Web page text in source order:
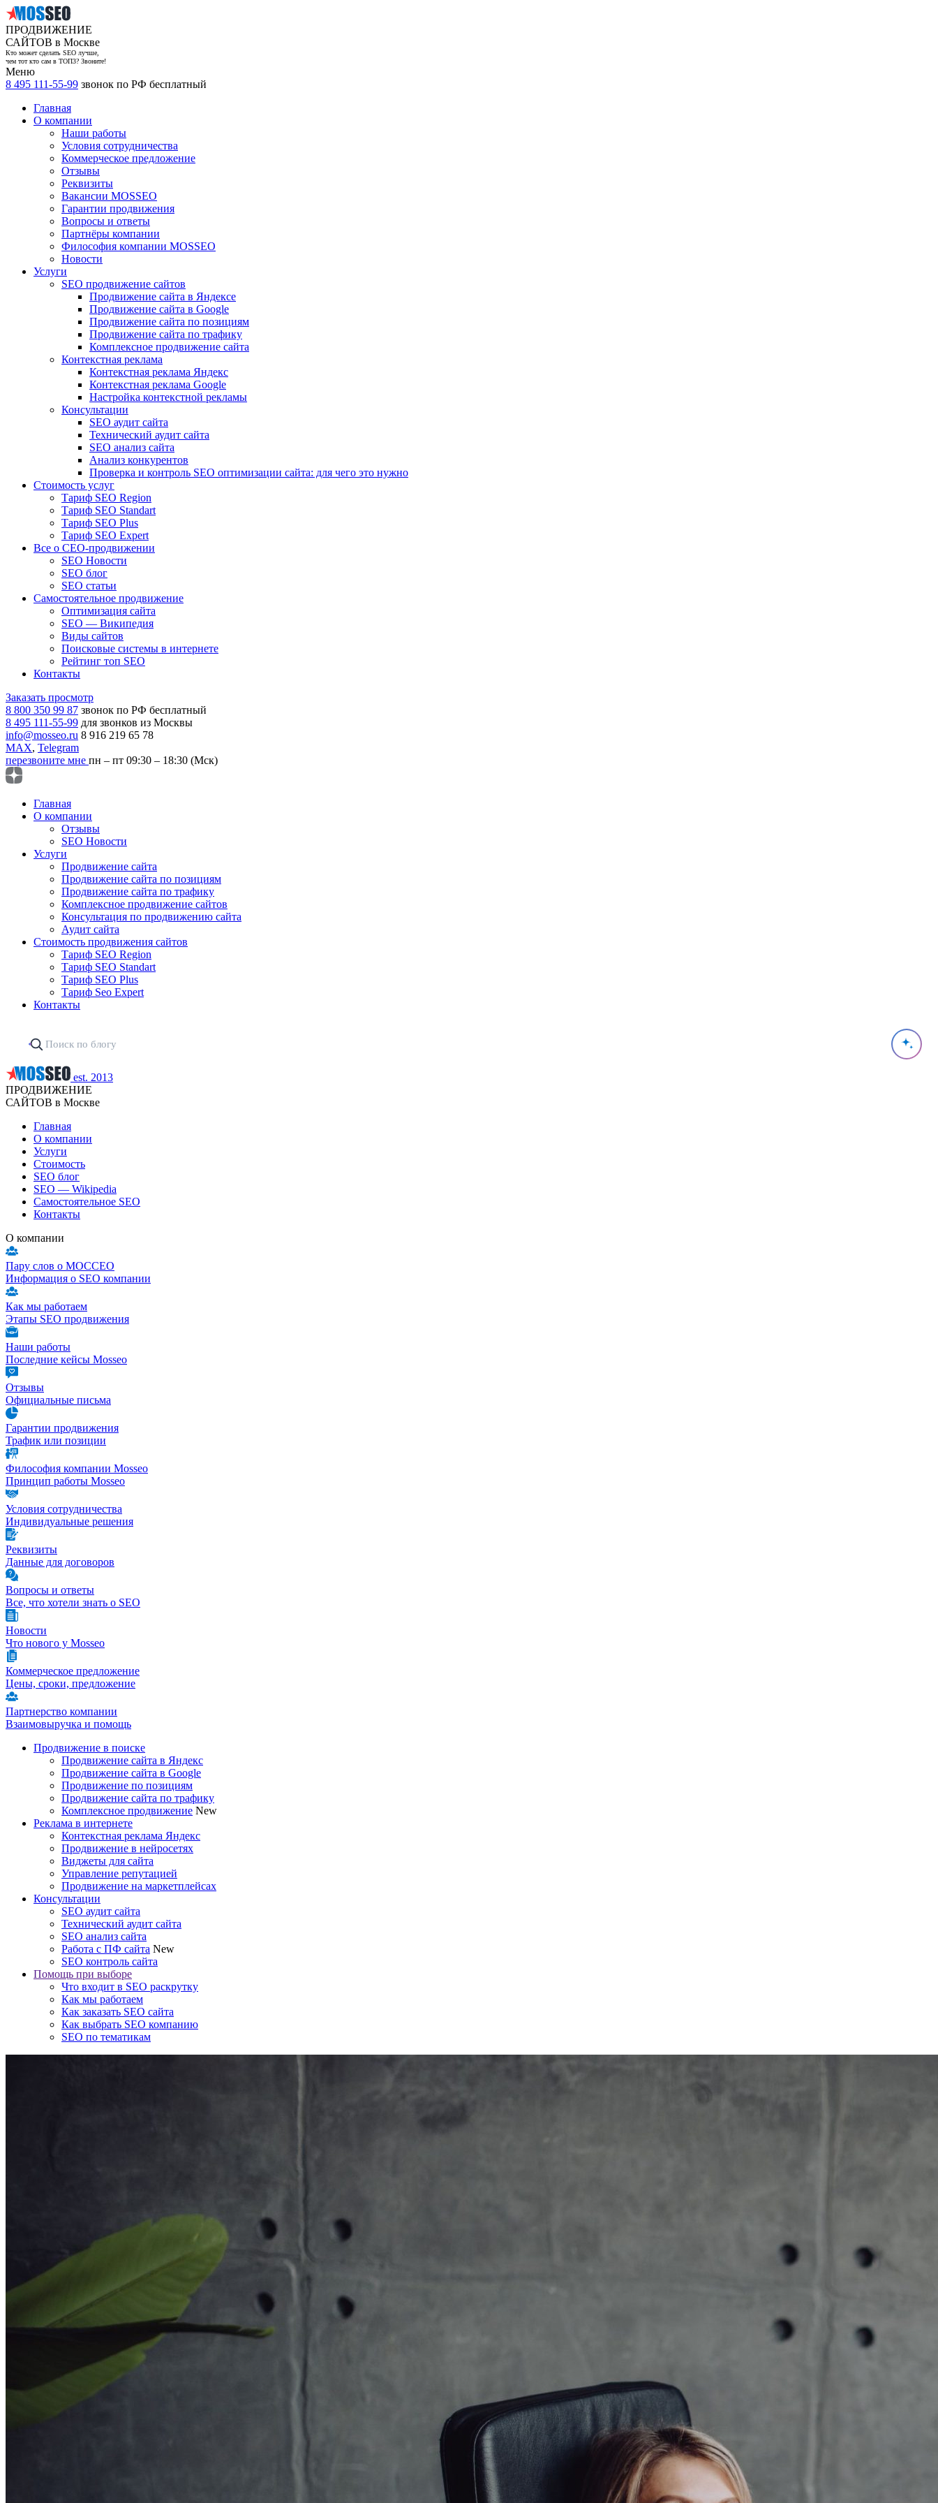
ПРОДВИЖЕНИЕ
САЙТОВ в Москве
Кто может сделать SEO лучше,
чем тот кто сам в ТОП3? Звоните!
Меню
8 495 111-55-99 звонок по РФ бесплатный
Главная
О компании
Наши работы
Условия сотрудничества
Коммерческое предложение
Отзывы
Реквизиты
Вакансии MOSSEO
Гарантии продвижения
Вопросы и ответы
Партнёры компании
Философия компании MOSSEO
Новости
Услуги
SEO продвижение сайтов
Продвижение сайта в Яндексе
Продвижение сайта в Google
Продвижение сайта по позициям
Продвижение сайта по трафику
Комплексное продвижение сайта
Контекстная реклама
Контекстная реклама Яндекс
Контекстная реклама Google
Настройка контекстной рекламы
Консультации
SEO аудит сайта
Технический аудит сайта
SEO анализ сайта
Анализ конкурентов
Проверка и контроль SEO оптимизации сайта: для чего это нужно
Стоимость услуг
Тариф SEO Region
Тариф SEO Standart
Тариф SEO Plus
Тариф SEO Expert
Все о СЕО-продвижении
SEO Новости
SEO блог
SEO статьи
Самостоятельное продвижение
Оптимизация сайта
SEO — Википедия
Виды сайтов
Поисковые системы в интернете
Рейтинг топ SEO
Контакты
Заказать просмотр
8 800 350 99 87 звонок по РФ бесплатный
8 495 111-55-99 для звонков из Москвы
info@mosseo.ru 8 916 219 65 78
MAX, Telegram
перезвоните мне пн – пт 09:30 – 18:30 (Мск)
Главная
О компании
Отзывы
SEO Новости
Услуги
Продвижение сайта
Продвижение сайта по позициям
Продвижение сайта по трафику
Комплексное продвижение сайтов
Консультация по продвижению сайта
Аудит сайта
Стоимость продвижения сайтов
Тариф SEO Region
Тариф SEO Standart
Тариф SEO Plus
Тариф Seo Expert
Контакты
est. 2013
ПРОДВИЖЕНИЕ
САЙТОВ в Москве
Главная
О компании
Услуги
Стоимость
SEO блог
SEO — Wikipedia
Самостоятельное SEO
Контакты
О компании
Пару слов о МОССЕО
Информация о SEO компании
Как мы работаем
Этапы SEO продвижения
Наши работы
Последние кейсы Mosseo
Отзывы
Официальные письма
Гарантии продвижения
Трафик или позиции
Философия компании Mosseo
Принцип работы Mosseo
Условия сотрудничества
Индивидуальные решения
Реквизиты
Данные для договоров
Вопросы и ответы
Все, что хотели знать о SEO
Новости
Что нового у Mosseo
Коммерческое предложение
Цены, сроки, предложение
Партнерство компании
Взаимовыручка и помощь
Продвижение в поиске
Продвижение сайта в Яндекс
Продвижение сайта в Google
Продвижение по позициям
Продвижение сайта по трафику
Комплексное продвижение New
Реклама в интернете
Контекстная реклама Яндекс
Продвижение в нейросетях
Виджеты для сайта
Управление репутацией
Продвижение на маркетплейсах
Консультации
SEO аудит сайта
Технический аудит сайта
SEO анализ сайта
Работа с ПФ сайта New
SEO контроль сайта
Помощь при выборе
Что входит в SEO раскрутку
Как мы работаем
Как заказать SEO сайта
Как выбрать SEO компанию
SEO по тематикам